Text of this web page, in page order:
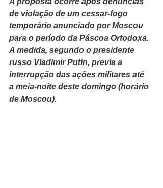
de violação de um cessar-fogo
temporário anunciado por Moscou
para o período da Páscoa Ortodoxa.
A medida, segundo o presidente
russo Vladimir Putin, previa a
interrupção das ações militares até
a meia-noite deste domingo (horário
de Moscou).